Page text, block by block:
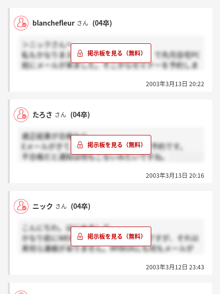
あ～連絡いつくるんやろー？
ぼくと同じ選考段階で、次の面接の連絡きたひと、是
あきらめきれない！！
blanchefleur さん (04卒)
＞ニックさんへ
私もかなりまえにWEBの適性をやって、で先月自宅PC
宛にメールが来ました。そこからセミナーを予約しま
次回のセミナーまだあるそうです（確か28日かな）
2003年3月13日 20:22
たろさ さん (04卒)
適正結果が合格なら
Eメールがきて、そのリンクから説明会予約です。
不合格だと通知は何もこないみたいですね。
2003年3月13日 20:16
ニック さん (04卒)
こんにちわ。はじめまして。
かなり前にWEBで適性検査を受けたんですが、それ以
来何ら連絡がありません。MYBOXにも何もメールが
みなさんはどこからセミナー・選考の予約をしてるん
2003年3月12日 23:43